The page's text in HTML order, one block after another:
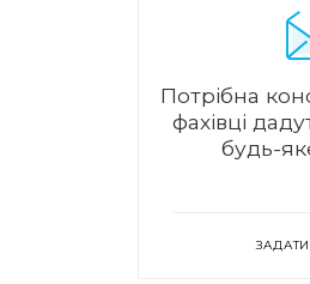
Потрібна
фахівці
будь-